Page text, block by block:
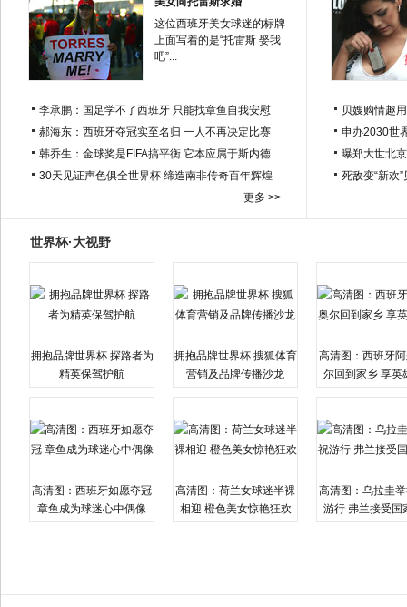
这位西班牙美女球迷的标牌
上面写着的是“托雷斯 娶我
吧”...
李承鹏：国足学不了西班牙 只能找章鱼自我安慰
郝海东：西班牙夺冠实至名归 一人不再决定比赛
韩乔生：金球奖是FIFA搞平衡 它本应属于斯内德
30天见证声色俱全世界杯 缔造南非传奇百年辉煌
更多 >>
贝嫂购情趣
申办2030世
曝郑大世北
死敌变“新欢
世界杯·大视野
拥抱品牌世界杯 探路者为
精英保驾护航
拥抱品牌世界杯 搜狐体育
营销及品牌传播沙龙
高清图：西班牙
尔回到家乡 享英
高清图：西班牙如愿夺冠
章鱼成为球迷心中偶像
高清图：荷兰女球迷半裸
相迎 橙色美女惊艳狂欢
高清图：乌拉圭
游行 弗兰接受国